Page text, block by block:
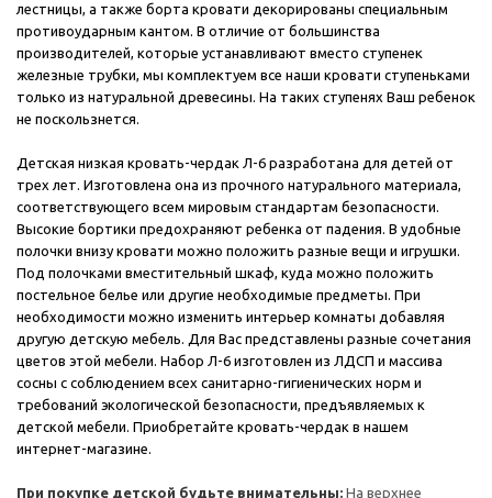
лестницы, а также борта кровати декорированы специальным
противоударным кантом. В отличие от большинства
производителей, которые устанавливают вместо ступенек
железные трубки, мы комплектуем все наши кровати ступеньками
только из натуральной древесины. На таких ступенях Ваш ребенок
не поскользнется.
Детская низкая кровать-чердак Л-6 разработана для детей от
трех лет. Изготовлена она из прочного натурального материала,
соответствующего всем мировым стандартам безопасности.
Высокие бортики предохраняют ребенка от падения. В удобные
полочки внизу кровати можно положить разные вещи и игрушки.
Под полочками вместительный шкаф, куда можно положить
постельное белье или другие необходимые предметы. При
необходимости можно изменить интерьер комнаты добавляя
другую детскую мебель. Для Вас представлены разные сочетания
цветов этой мебели. Набор Л-6 изготовлен из ЛДСП и массива
сосны с соблюдением всех санитарно-гигиенических норм и
требований экологической безопасности, предъявляемых к
детской мебели. Приобретайте кровать-чердак в нашем
интернет-магазине.
При покупке детской будьте внимательны: На верхнее